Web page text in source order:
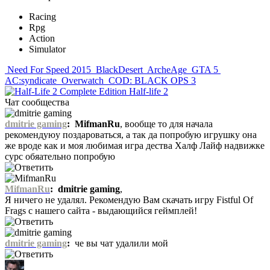
Racing
Rpg
Action
Simulator
Need For Speed 2015 BlackDesert ArcheAge GTA 5
AC:syndicate Overwatch COD: BLACK OPS 3
Half-life 2
Чат сообщества
dmitrie gaming: MifmanRu, вообще то для начала
рекомендуюу поздароваться, а так да попробую игрушку она
же вроде как и моя любимая игра дества Халф Лайф надвижке
сурс обяательно попробую
MifmanRu: dmitrie gaming,
Я ничего не удалял. Рекомендую Вам скачать игру Fistful Of
Frags с нашего сайта - выдающийся геймплей!
dmitrie gaming: че вы чат удалили мой